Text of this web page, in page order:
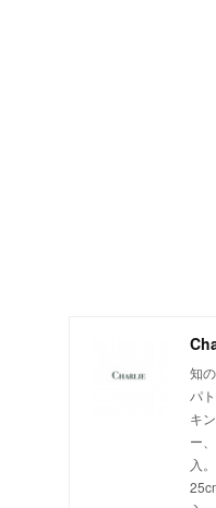
知
パ
キ
ー
入